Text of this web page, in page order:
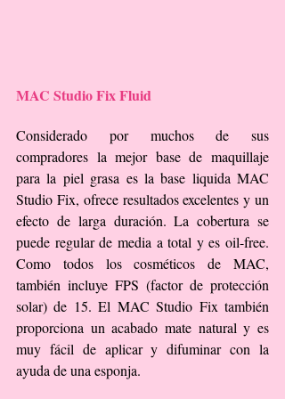
MAC Studio Fix Fluid
Considerado por muchos de sus
compradores la mejor base de maquillaje
para la piel grasa es la base liquida MAC
Studio Fix, ofrece resultados excelentes y un
efecto de larga duración. La cobertura se
puede regular de media a total y es oil-free.
Como todos los cosméticos de MAC,
también incluye FPS (factor de protección
solar) de 15. El MAC Studio Fix también
proporciona un acabado mate natural y es
muy fácil de aplicar y difuminar con la
ayuda de una esponja.